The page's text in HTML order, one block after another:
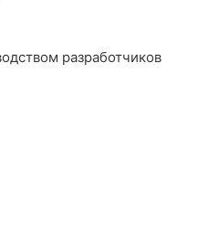
разработчиков